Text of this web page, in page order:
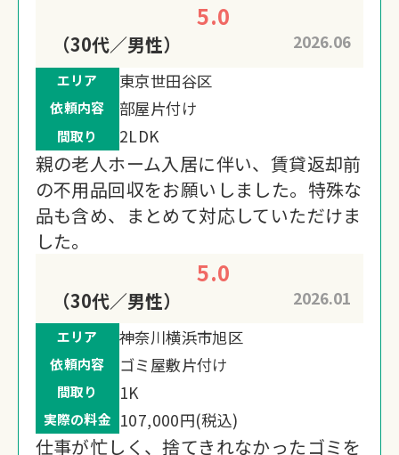
5.0
（30代／男性） 2026.06
エリア 東京世田谷区
依頼内容 部屋片付け
間取り 2LDK
親の老人ホーム入居に伴い、賃貸返却前
の不用品回収をお願いしました。特殊な
品も含め、まとめて対応していただけま
した。
5.0
（30代／男性） 2026.01
エリア 神奈川横浜市旭区
依頼内容 ゴミ屋敷片付け
間取り 1K
実際の料金 107,000円(税込)
仕事が忙しく、捨てきれなかったゴミを